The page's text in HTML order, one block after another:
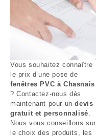
Vous souhaitez connaître
le prix d’une pose de
fenêtres PVC à Chasnais
? Contactez-nous dès
maintenant pour undevis
gratuit et personnalisé
Nous vous conseillons sur
le choix des produits, les